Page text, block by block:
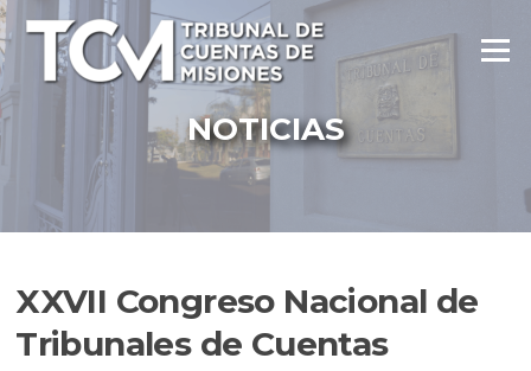
Ir
al
contenido
Menú
NOTICIAS
XXVII Congreso Nacional de
Tribunales de Cuentas